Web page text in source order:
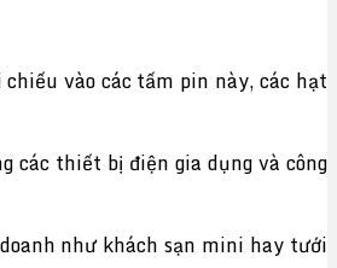
vào các tấm pin này, các hạt
các thiết bị điện gia dụng và công
như khách sạn mini hay tưới